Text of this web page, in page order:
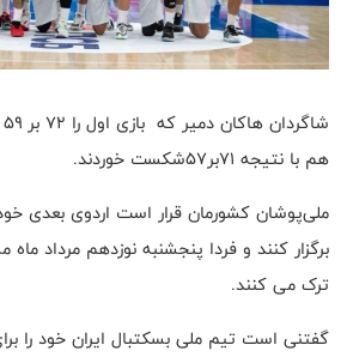
هم با نتیجه ۷۱بر۵۷شکست خوردند.
ملی‌پوشان کشورمان قرار است اردوی بعدی
برگزار کنند و فردا پنجشنبه نوزدهم مرداد
ترک می کنند.
گفتنی است تیم ملی بسکتبال ایران خود را